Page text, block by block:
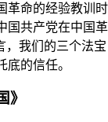
革命的经验教训时
国共产党在中国革
，我们的三个法宝
的信任。
》